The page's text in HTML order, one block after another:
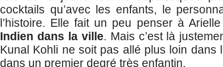
cocktails qu’avec les enfants, le
l’histoire. Elle fait un peu penser à
Indien dans la ville. Mais c’est là
Kunal Kohli ne soit pas allé plus loin dans
dans un premier degré très enfantin.